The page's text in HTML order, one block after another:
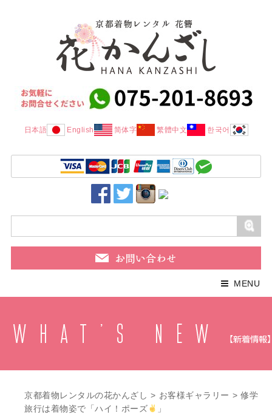
日本語 English 简体字 繁體中文 한국어
MENU
京都着物レンタルの花かんざし > お客様ギャラリー > 修学
旅行は着物姿で「ハイ！ポーズ
」